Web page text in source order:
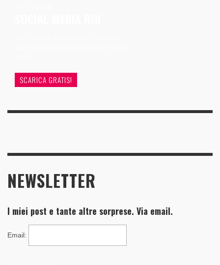
SCARICA GRATIS!
NEWSLETTER
I miei post e tante altre sorprese. Via email.
Email: